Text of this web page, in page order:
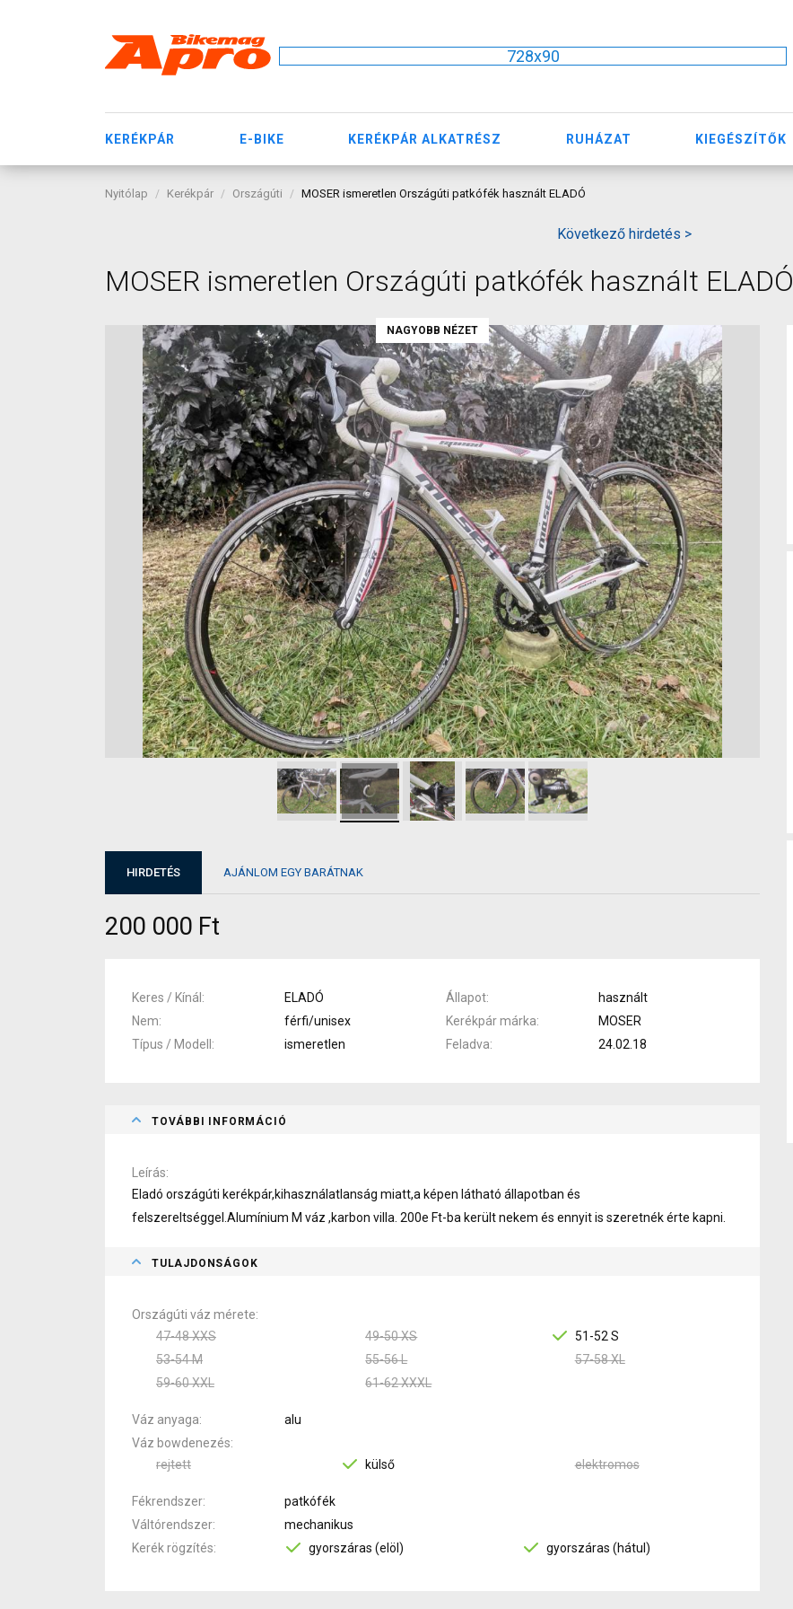
728x90
KERÉKPÁR E-BIKE KERÉKPÁR ALKATRÉSZ RUHÁZAT KIEGÉSZÍTŐK
Nyitólap Kerékpár Országúti MOSER ismeretlen Országúti patkófék használt ELADÓ
Következő hirdetés >
MOSER ismeretlen Országúti patkófék használt ELADÓ
NAGYOBB NÉZET
HIRDETÉS AJÁNLOM EGY BARÁTNAK
200 000 Ft
Keres / Kínál ELADÓ Állapot
használt
Nem
férfi/unisex Kerékpár márka
MOSER
Típus / Modell
ismeretlen Feladva 24.02.18
TOVÁBBI INFORMÁCIÓ
Leírás
Eladó országúti kerékpár,kihasználatlanság miatt,a képen látható állapotban és
felszereltséggel.Alumínium M váz ,karbon villa. 200e Ft-ba került nekem és ennyit is szeretnék érte kapni.
TULAJDONSÁGOK
Országúti váz mérete
47-48 XXS
49-50 XS
51-52 S
53-54 M
55-56 L
57-58 XL
59-60 XXL
61-62 XXXL
Váz anyaga
alu
Váz bowdenezés
rejtett
külső elektromos
Fékrendszer
patkófék
Váltórendszer
mechanikus
Kerék rögzítés
gyorszáras (elöl) gyorszáras (hátul)